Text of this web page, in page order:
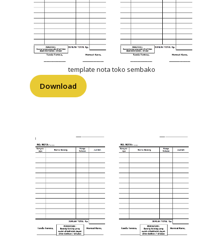
template nota toko sembako
Download